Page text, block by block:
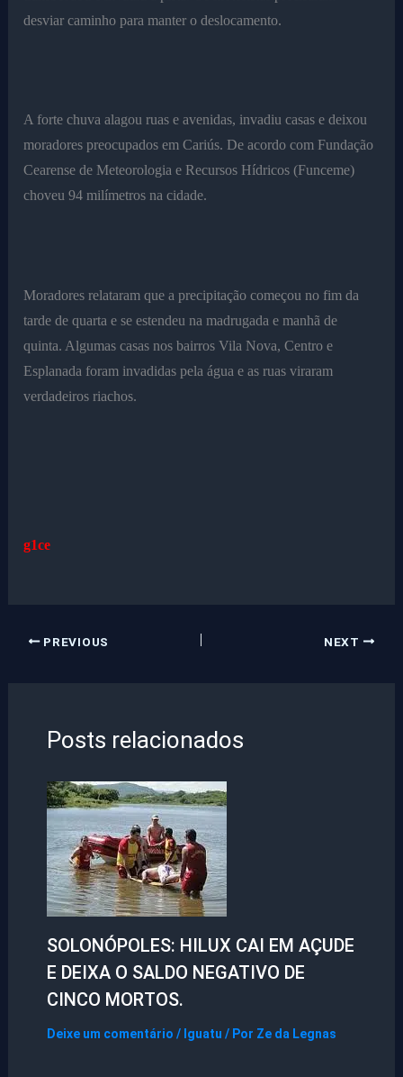
desviar caminho para manter o deslocamento.
A forte chuva alagou ruas e avenidas, invadiu casas e deixou
moradores preocupados em Cariús. De acordo com Fundação
Cearense de Meteorologia e Recursos Hídricos (Funceme)
choveu 94 milímetros na cidade.
Moradores relataram que a precipitação começou no fim da
tarde de quarta e se estendeu na madrugada e manhã de
quinta. Algumas casas nos bairros Vila Nova, Centro e
Esplanada foram invadidas pela água e as ruas viraram
verdadeiros riachos.
g1ce
PREVIOUS NEXT
Posts relacionados
SOLONÓPOLES: HILUX CAI EM AÇUDE
E DEIXA O SALDO NEGATIVO DE
CINCO MORTOS.
Deixe um comentário / Iguatu / Por Ze da Legnas